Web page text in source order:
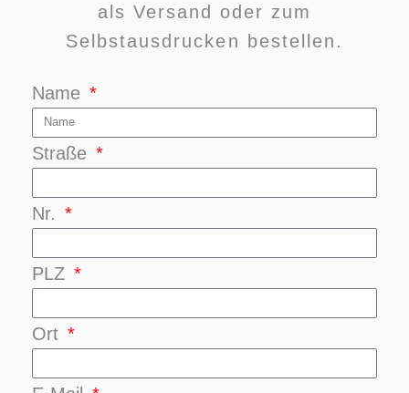
als Versand oder zum
Selbstausdrucken bestellen.
Name
Straße
Nr.
PLZ
Ort